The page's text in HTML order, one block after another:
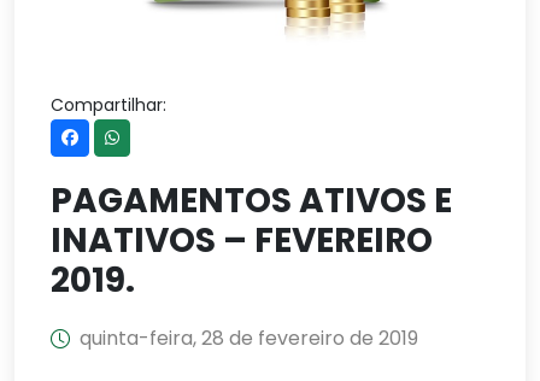
Compartilhar:
PAGAMENTOS ATIVOS E
INATIVOS – FEVEREIRO
2019.
quinta-feira, 28 de fevereiro de 2019